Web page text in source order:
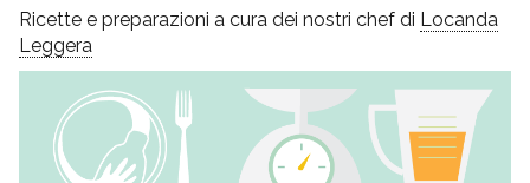
Ricette e preparazioni a cura dei nostri chef di Locanda
Leggera